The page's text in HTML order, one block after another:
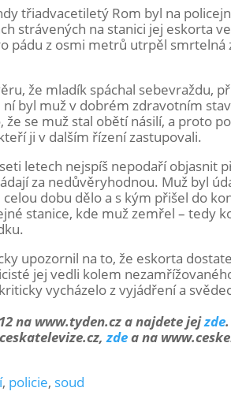
třiadvacetiletý Rom byl na
strávených na stanici jej eskorta
pádu z osmi metrů utrpěl smrtelná
že mladík spáchal sebevraždu,
byl muž v dobrém zdravotním
se muž stal obětí násilí, a proto
ji v dalším řízení zastupovali.
letech nejspíš nepodaří objasnit
za nedůvěryhodnou. Muž byl
dobu dělo a s kým přišel do
stanice, kde muž zemřel – tedy
upozornil na to, že eskorta
jej vedli kolem
vycházelo z vyjádření a
na www.tyden.cz a najdete jejzde.
zdea na
, policie, soud